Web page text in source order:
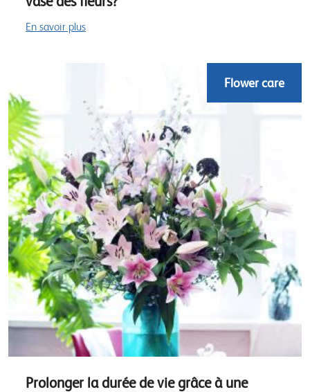
En savoir plus
Flower care
Prolonger la durée de vie grâce à une